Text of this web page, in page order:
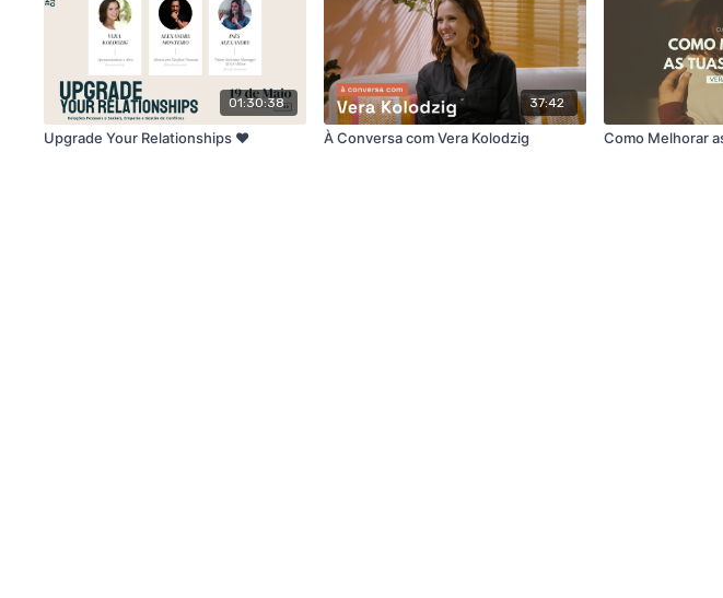
01:30:38
Upgrade Your Relationships ❤️
37:42
À Conversa com Vera Kolodzig Como Melhorar